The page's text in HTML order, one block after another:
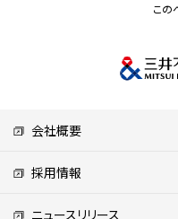
この
会社概要
採用情報
ニュースリリース